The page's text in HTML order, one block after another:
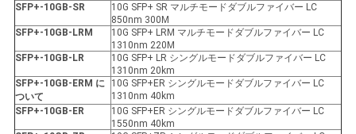
SFP+-10GB-SR
10G SFP+ SR マルチモードダブルファイバー LC
850nm 300M
SFP+-10GB-LRM
10G SFP+ LRM マルチモードダブルファイバー LC
1310nm 220M
SFP+-10GB-LR
10G SFP+ LR シングルモードダブルファイバー LC
1310nm 20km
SFP+-10GB-ER M に
ついて
10G SFP+ER シングルモードダブルファイバー LC
1310nm 40km
SFP+-10GB-ER
10G SFP+ER シングルモードダブルファイバー LC
1550nm 40km